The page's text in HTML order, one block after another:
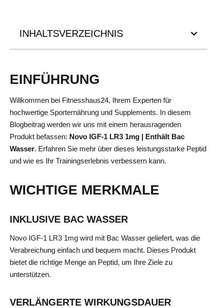
INHALTSVERZEICHNIS
EINFÜHRUNG
Willkommen bei Fitnesshaus24, Ihrem Experten für
hochwertige Sporternährung und Supplements. In diesem
Blogbeitrag werden wir uns mit einem herausragenden
Produkt befassen: Novo IGF-1 LR3 1mg | Enthält Bac
Wasser. Erfahren Sie mehr über dieses leistungsstarke Peptid
und wie es Ihr Trainingserlebnis verbessern kann.
WICHTIGE MERKMALE
INKLUSIVE BAC WASSER
Novo IGF-1 LR3 1mg wird mit Bac Wasser geliefert, was die
Verabreichung einfach und bequem macht. Dieses Produkt
bietet die richtige Menge an Peptid, um Ihre Ziele zu
unterstützen.
VERLÄNGERTE WIRKUNGSDAUER